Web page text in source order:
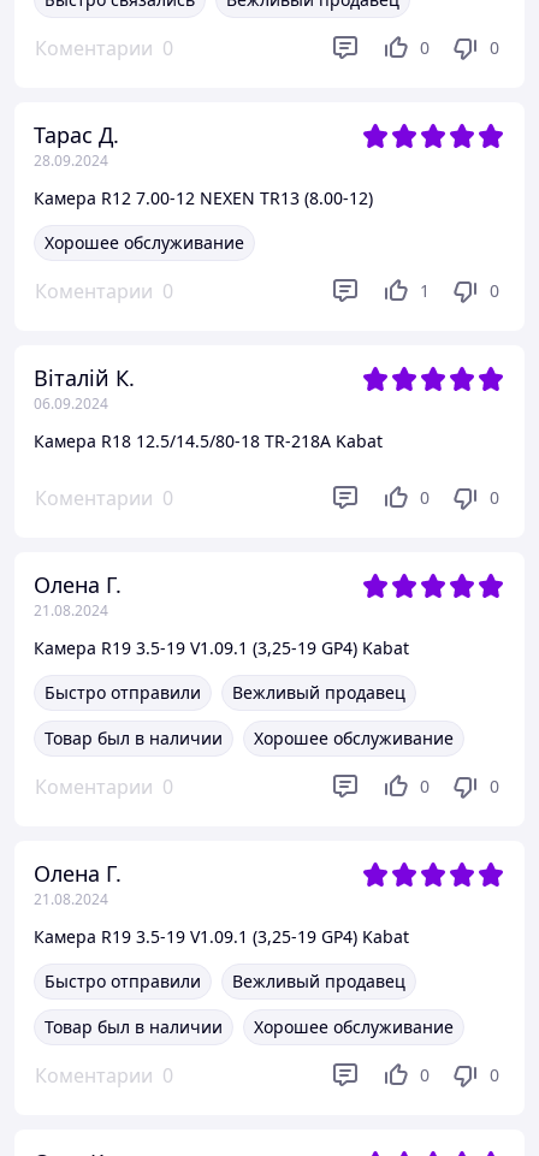
Коментарии 0 0 0
Тарас Д.
28.09.2024
Камера R12 7.00-12 NEXEN TR13 (8.00-12)
Хорошее обслуживание
Коментарии 0 1 0
Віталій К.
06.09.2024
Камера R18 12.5/14.5/80-18 TR-218A Kabat
Коментарии 0 0 0
Олена Г.
21.08.2024
Камера R19 3.5-19 V1.09.1 (3,25-19 GP4) Kabat
Быстро отправили
Вежливый продавец
Товар был в наличии
Хорошее обслуживание
Коментарии 0 0 0
Олена Г.
21.08.2024
Камера R19 3.5-19 V1.09.1 (3,25-19 GP4) Kabat
Быстро отправили
Вежливый продавец
Товар был в наличии
Хорошее обслуживание
Коментарии 0 0 0